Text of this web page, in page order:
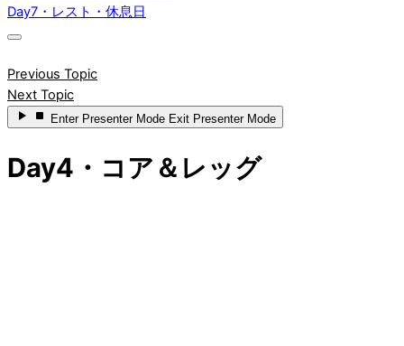
Day7・レスト・休息日
Previous Topic
Next Topic
Enter Presenter Mode Exit Presenter Mode
Day4・コア＆レッグ